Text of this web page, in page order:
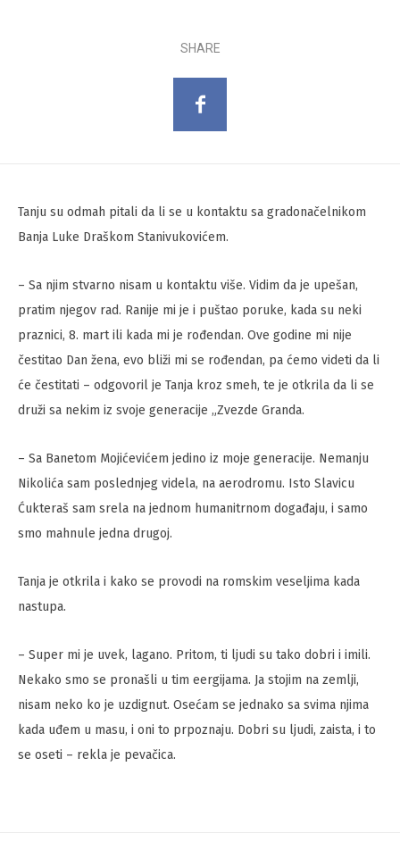
SHARE
Tanju su odmah pitali da li se u kontaktu sa gradonačelnikom
Banja Luke Draškom Stanivukovićem.
– Sa njim stvarno nisam u kontaktu više. Vidim da je upešan,
pratim njegov rad. Ranije mi je i puštao poruke, kada su neki
praznici, 8. mart ili kada mi je rođendan. Ove godine mi nije
čestitao Dan žena, evo bliži mi se rođendan, pa ćemo videti da li
će čestitati – odgovoril je Tanja kroz smeh, te je otkrila da li se
druži sa nekim iz svoje generacije „Zvezde Granda.
– Sa Banetom Mojićevićem jedino iz moje generacije. Nemanju
Nikolića sam poslednjeg videla, na aerodromu. Isto Slavicu
Ćukteraš sam srela na jednom humanitrnom događaju, i samo
smo mahnule jedna drugoj.
Tanja je otkrila i kako se provodi na romskim veseljima kada
nastupa.
– Super mi je uvek, lagano. Pritom, ti ljudi su tako dobri i imili.
Nekako smo se pronašli u tim eergijama. Ja stojim na zemlji,
nisam neko ko je uzdignut. Osećam se jednako sa svima njima
kada uđem u masu, i oni to prpoznaju. Dobri su ljudi, zaista, i to
se oseti – rekla je pevačica.